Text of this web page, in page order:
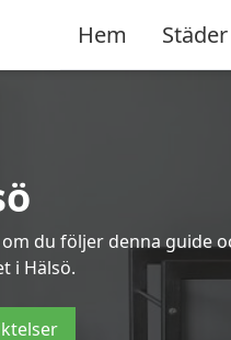
Hem Städer
du följer denna guide
i Hälsö.